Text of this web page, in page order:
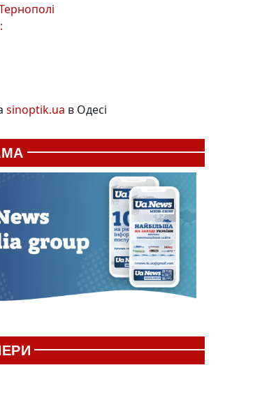
sinoptik.ua в Одесі